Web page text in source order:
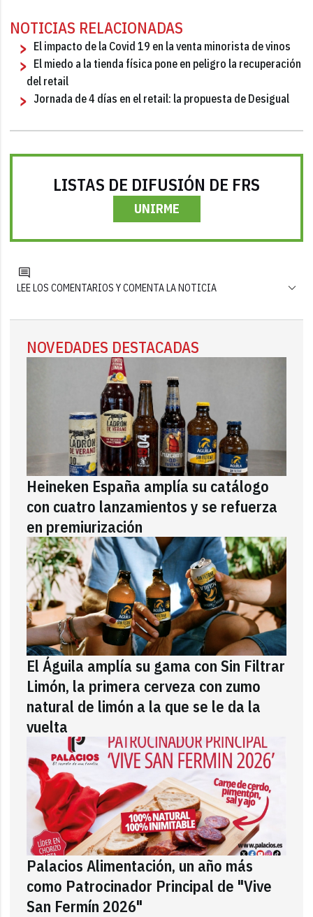
NOTICIAS RELACIONADAS
El impacto de la Covid 19 en la venta minorista de vinos
El miedo a la tienda física pone en peligro la recuperación
del retail
Jornada de 4 días en el retail: la propuesta de Desigual
LISTAS DE DIFUSIÓN DE FRS
UNIRME
LEE LOS COMENTARIOS Y COMENTA LA NOTICIA
NOVEDADES DESTACADAS
Heineken España amplía su catálogo
con cuatro lanzamientos y se refuerza
en premiurización
El Águila amplía su gama con Sin Filtrar
Limón, la primera cerveza con zumo
natural de limón a la que se le da la
vuelta
Palacios Alimentación, un año más
como Patrocinador Principal de "Vive
San Fermín 2026"